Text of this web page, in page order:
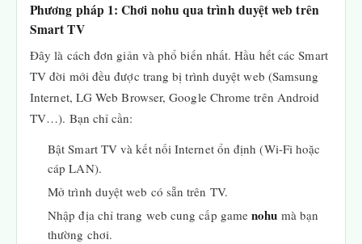
Phương pháp 1: Chơi nohu qua trình duyệt web trên
Smart TV
Đây là cách đơn giản và phổ biến nhất. Hầu hết các Smart
TV đời mới đều được trang bị trình duyệt web (Samsung
Internet, LG Web Browser, Google Chrome trên Android
TV…). Bạn chỉ cần:
Bật Smart TV và kết nối Internet ổn định (Wi-Fi hoặc
cáp LAN).
Mở trình duyệt web có sẵn trên TV.
Nhập địa chỉ trang web cung cấp gamenohu mà bạn
thường chơi.